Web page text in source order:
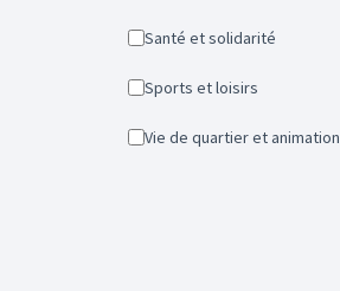
Santé et solidarité
Sports et loisirs
Vie de quartier et animation